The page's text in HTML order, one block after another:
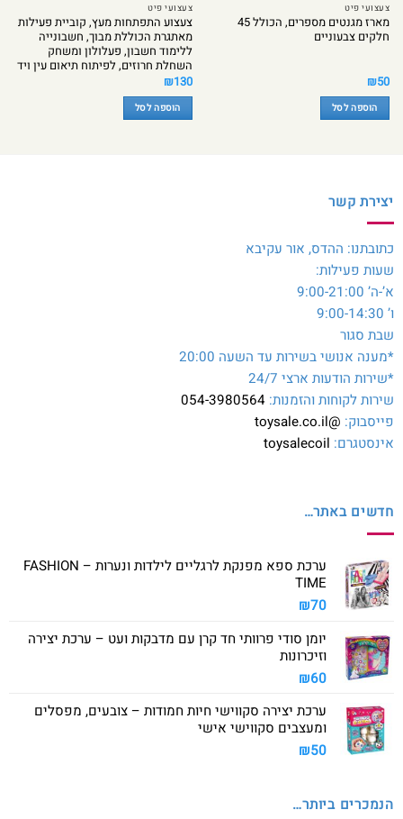
צעצועי פיט
מארז מגנטים מספרים, הכולל 45
חלקים צבעוניים
₪50
הוספה לסל
צעצועי פיט
צעצוע התפתחות מעץ, קוביית פעילות
מאתגרת הכוללת מבוך, חשבונייה
ללימוד חשבון, פעלולון ומשחק
השחלת חרוזים, לפיתוח תיאום עין ויד
₪130
הוספה לסל
יצירת קשר
כתובתנו: ההדס, אור עקיבא
שעות פעילות:
א’-ה’ 9:00-21:00
ו’ 9:00-14:30
שבת סגור
*מענה אנושי בשירות עד השעה 20:00
*שירות הודעות ארצי 24/7
שירות לקוחות והזמנות: 054-3980564
פייסבוק: @toysale.co.il
אינסטגרם: toysalecoil
חדשים באתר…
ערכת ספא מפנקת לרגליים לילדות ונערות – FASHION
TIME
₪70
יומן סודי פרוותי חד קרן עם מדבקות ועט – ערכת יצירה
וזיכרונות
₪60
ערכת יצירה סקווישי חיות חמודות – צובעים, מפסלים
ומעצבים סקווישי אישי
₪50
הנמכרים ביותר…